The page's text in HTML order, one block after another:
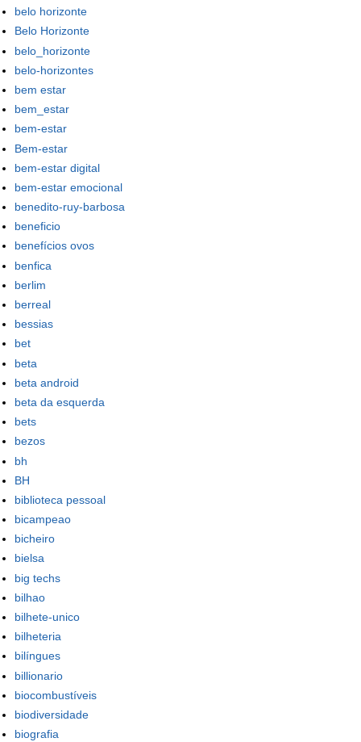
belo horizonte
Belo Horizonte
belo_horizonte
belo-horizontes
bem estar
bem_estar
bem-estar
Bem-estar
bem-estar digital
bem-estar emocional
benedito-ruy-barbosa
beneficio
benefícios ovos
benfica
berlim
berreal
bessias
bet
beta
beta android
beta da esquerda
bets
bezos
bh
BH
biblioteca pessoal
bicampeao
bicheiro
bielsa
big techs
bilhao
bilhete-unico
bilheteria
bilíngues
billionario
biocombustíveis
biodiversidade
biografia